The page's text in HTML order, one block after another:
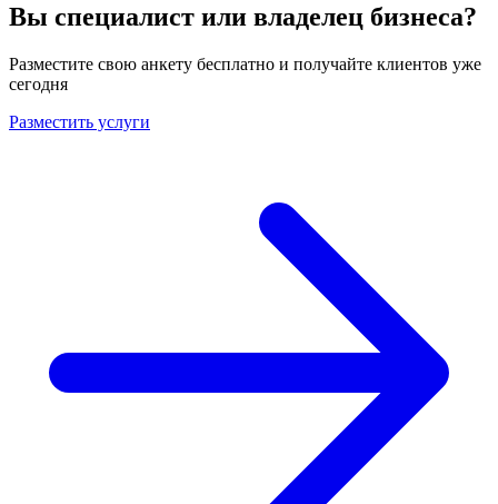
Вы специалист или владелец бизнеса?
Разместите свою анкету бесплатно и получайте клиентов уже
сегодня
Разместить услуги